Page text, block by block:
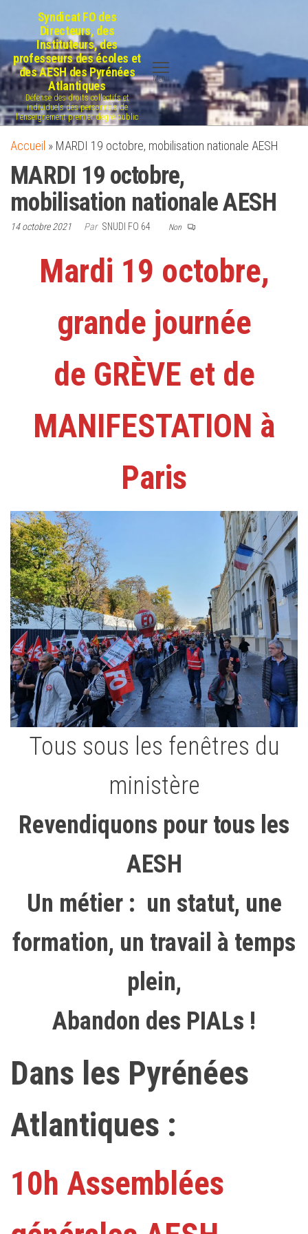
contenu
Syndicat FO des
Directeurs, des
Instituteurs, des
professeurs des écoles et
des AESH des Pyrénées
Atlantiques
Défense des droits collectifs et
individuels des personnels de
l'enseignement premier degré public
Menu
Accueil » MARDI 19 octobre, mobilisation nationale AESH
MARDI 19 octobre,
mobilisation nationale AESH
14 octobre 2021 Par SNUDI FO 64 Non
Mardi 19 octobre,
grande journée
de GRÈVE et de
MANIFESTATION à
Paris
Tous sous les fenêtres du
ministère
Revendiquons pour tous les
AESH
Un métier : un statut, une
formation, un travail à temps
plein,
Abandon des PIALs !
Dans les Pyrénées
Atlantiques :
10h Assemblées